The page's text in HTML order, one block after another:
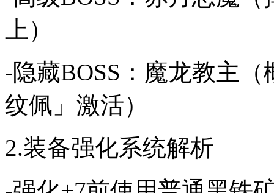
上）
-隐藏BOSS：魔龙教主
纹佩」激活）
2.装备强化系统解析